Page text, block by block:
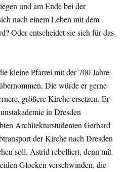
und am Ende bei der
nach einem Leben mit dem
Oder entscheidet sie sich für das
kleine Pfarrei mit der 700 Jahre
Die würde er gerne
größere Kirche ersetzen. Er
in Dresden
Architekturstudenten Gerhard
der Kirche nach Dresden
soll. Astrid rebelliert, denn mit
Glocken verschwinden, die